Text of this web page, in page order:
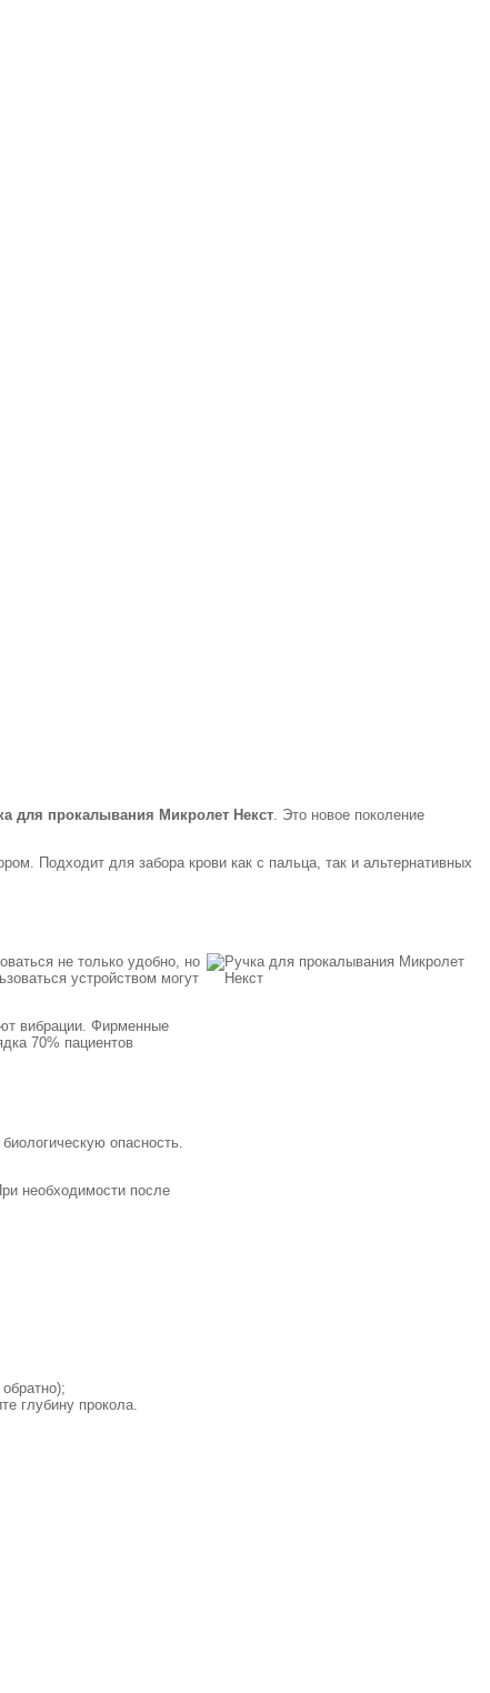
для прокалывания Микролет Некст . Это новое поколение
Подходит для забора крови как с пальца, так и альтернативных
не только удобно, но
устройством могут
вибрации. Фирменные
70% пациентов
опасность.
необходимости после
глубину прокола.